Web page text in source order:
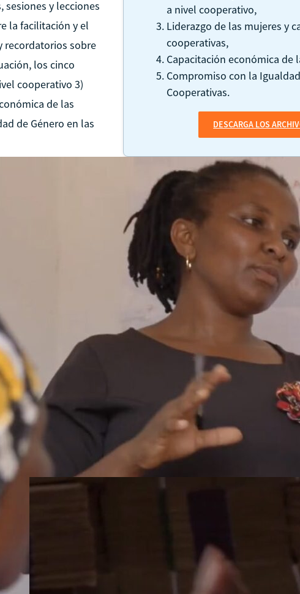
y lecciones
la facilitación y el
recordatorios sobre
los cinco
cooperativo 3)
de las
de Género en las
a nivel cooperativo,
Liderazgo de las mujeres y
cooperativas,
Capacitación económica de
Compromiso con la
Cooperativas.
DESCARGA LOS